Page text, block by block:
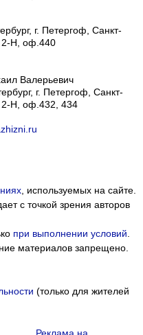
г. Петергоф, Санкт-
2-Н, оф.440
Валерьевич
г. Петергоф Санкт-
2-Н, оф.432, 434
, используемых на сайте.
с точкой зрения авторов
при выполнении условий
материалов запрещено.
(только для жителей